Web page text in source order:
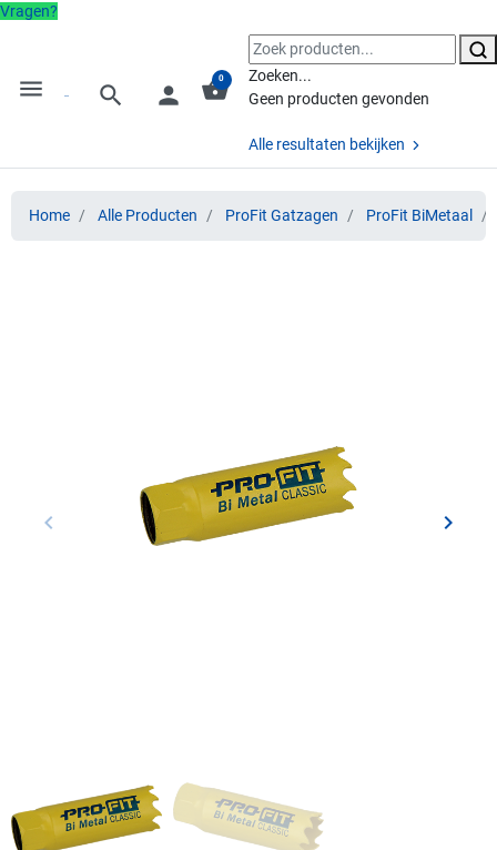
Vragen?
menu search person shopping_basket
0
Zoeken...
Geen producten gevonden
Alle resultaten bekijken
Home Alle Producten ProFit Gatzagen ProFit BiMetaal
Vorige
keyboard_arrow_left keyboard_arrow_right